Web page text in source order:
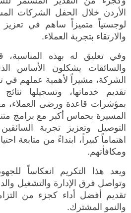
الأردن خلال الحفل الشركات
لوجستياً متميزاً ساهم في تعزيز
والارتقاء بتجربة العملاء.
وفي تعليق له بهذه المناسبة،
والسائقات يشكلون الأساس
الشركة، مشيراً لأهمية عملهم في
تقديم خدماتها، وتسجيلها
بمؤشرات قاعدة ورضى العملاء،
المسيرة بحماس أكبر مع برامج
التوصيل وتعزيز تجربة
اهتماماً كبيراً، ابتداءً من متابعة
ومكافأتهم.
ويعد هذا التكريم انعكاساً
وتواصل فرق الإدارة والتشغيل
تقديم أفضل أداء كجزء من
والنمو المشترك.